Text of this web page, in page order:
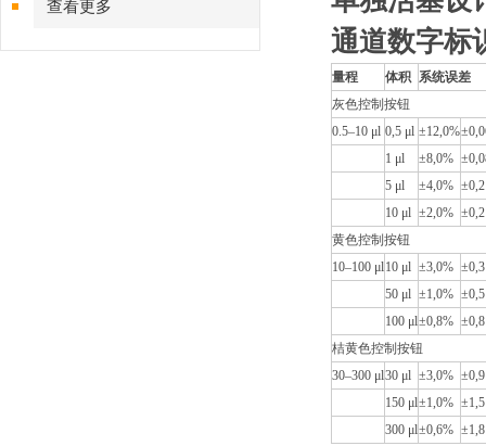
查看更多
通道数字标
量程 体积 系统误差
灰色控制按钮
0.5–10 μl 0,5 μl ±12,0%
1 μl
±8,0%
5 μl
±4,0%
10 μl ±2,0%
黄色控制按钮
10–100 μl10 μl ±3,0%
50 μl ±1,0%
100 μl±0,8%
桔黄色控制按钮
30–300 μl30 μl ±3,0%
150 μl±1,0%
300 μl±0,6%